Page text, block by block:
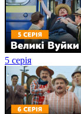
5 серія